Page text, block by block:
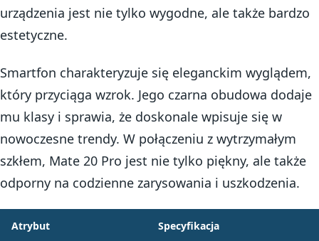
urządzenia jest nie tylko wygodne, ale także bardzo
estetyczne.
Smartfon charakteryzuje się eleganckim wyglądem,
który przyciąga wzrok. Jego czarna obudowa dodaje
mu klasy i sprawia, że doskonale wpisuje się w
nowoczesne trendy. W połączeniu z wytrzymałym
szkłem, Mate 20 Pro jest nie tylko piękny, ale także
odporny na codzienne zarysowania i uszkodzenia.
Atrybut Specyfikacja